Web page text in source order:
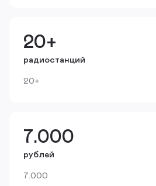
20+
радиостанций
20+
7.000
рублей
7.000